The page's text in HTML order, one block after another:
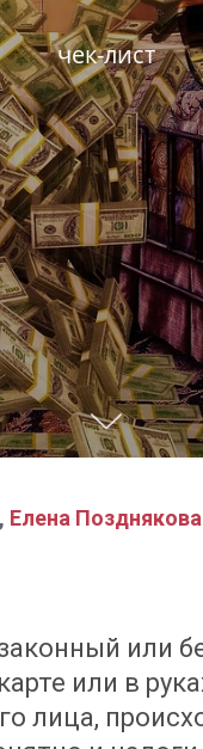
чек-лист
Елена Позднякова
или
или в
лица,